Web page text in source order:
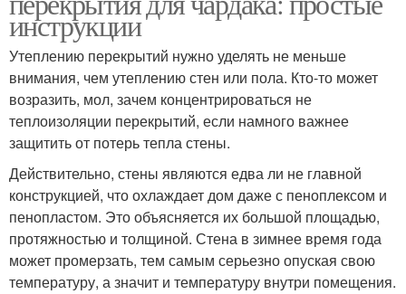
инструкции
Утеплению перекрытий нужно уделять не меньше
внимания, чем утеплению стен или пола. Кто-то может
возразить, мол, зачем концентрироваться не
теплоизоляции перекрытий, если намного важнее
защитить от потерь тепла стены.
Действительно, стены являются едва ли не главной
конструкцией, что охлаждает дом даже с пеноплексом и
пенопластом. Это объясняется их большой площадью,
протяжностью и толщиной. Стена в зимнее время года
может промерзать, тем самым серьезно опуская свою
температуру, а значит и температуру внутри помещения.